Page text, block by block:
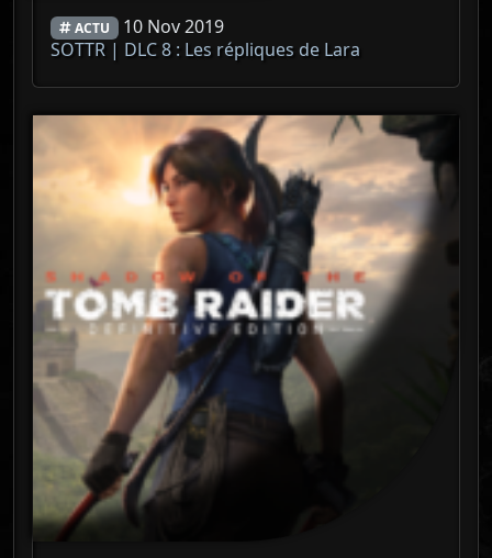
ACTU 10 Nov 2019
SOTTR | DLC 8 : Les répliques de Lara